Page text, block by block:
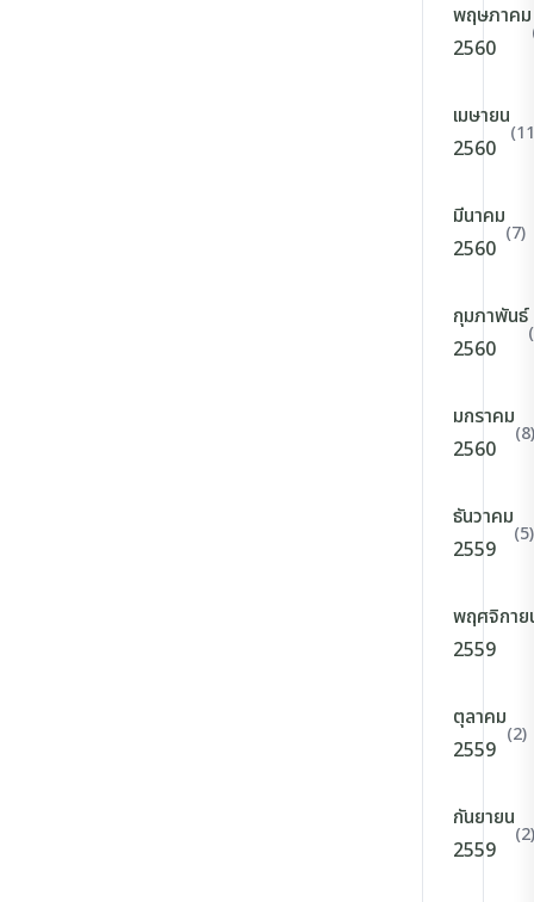
พฤษภาคม
2560
เมษายน
2560
มีนาคม
2560
(7)
กุมภาพันธ์
2560
มกราคม
2560
(8)
ธันวาคม
2559
(5)
พฤศจิกาย
2559
ตุลาคม
2559
(2)
กันยายน
2559
(2)